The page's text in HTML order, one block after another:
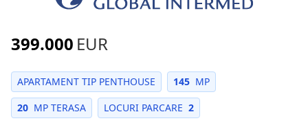
399.000 EUR
APARTAMENT TIP PENTHOUSE MP
145
MP TERASA
20 LOCURI PARCARE 2